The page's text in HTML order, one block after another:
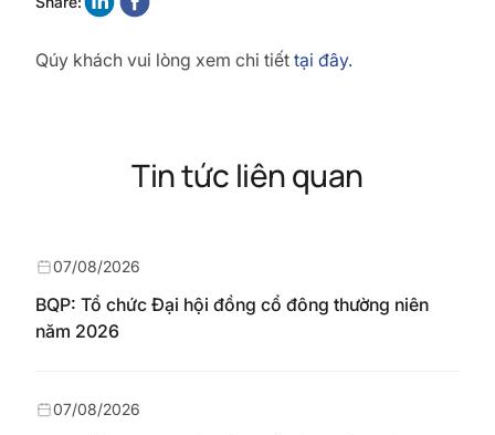
Qúy khách vui lòng xem chi tiết tại đây.
Tin tức liên quan
BQP: Tổ chức Đại hội đồng cổ đông thường niên
năm 2026
07/08/2026
07/08/2026